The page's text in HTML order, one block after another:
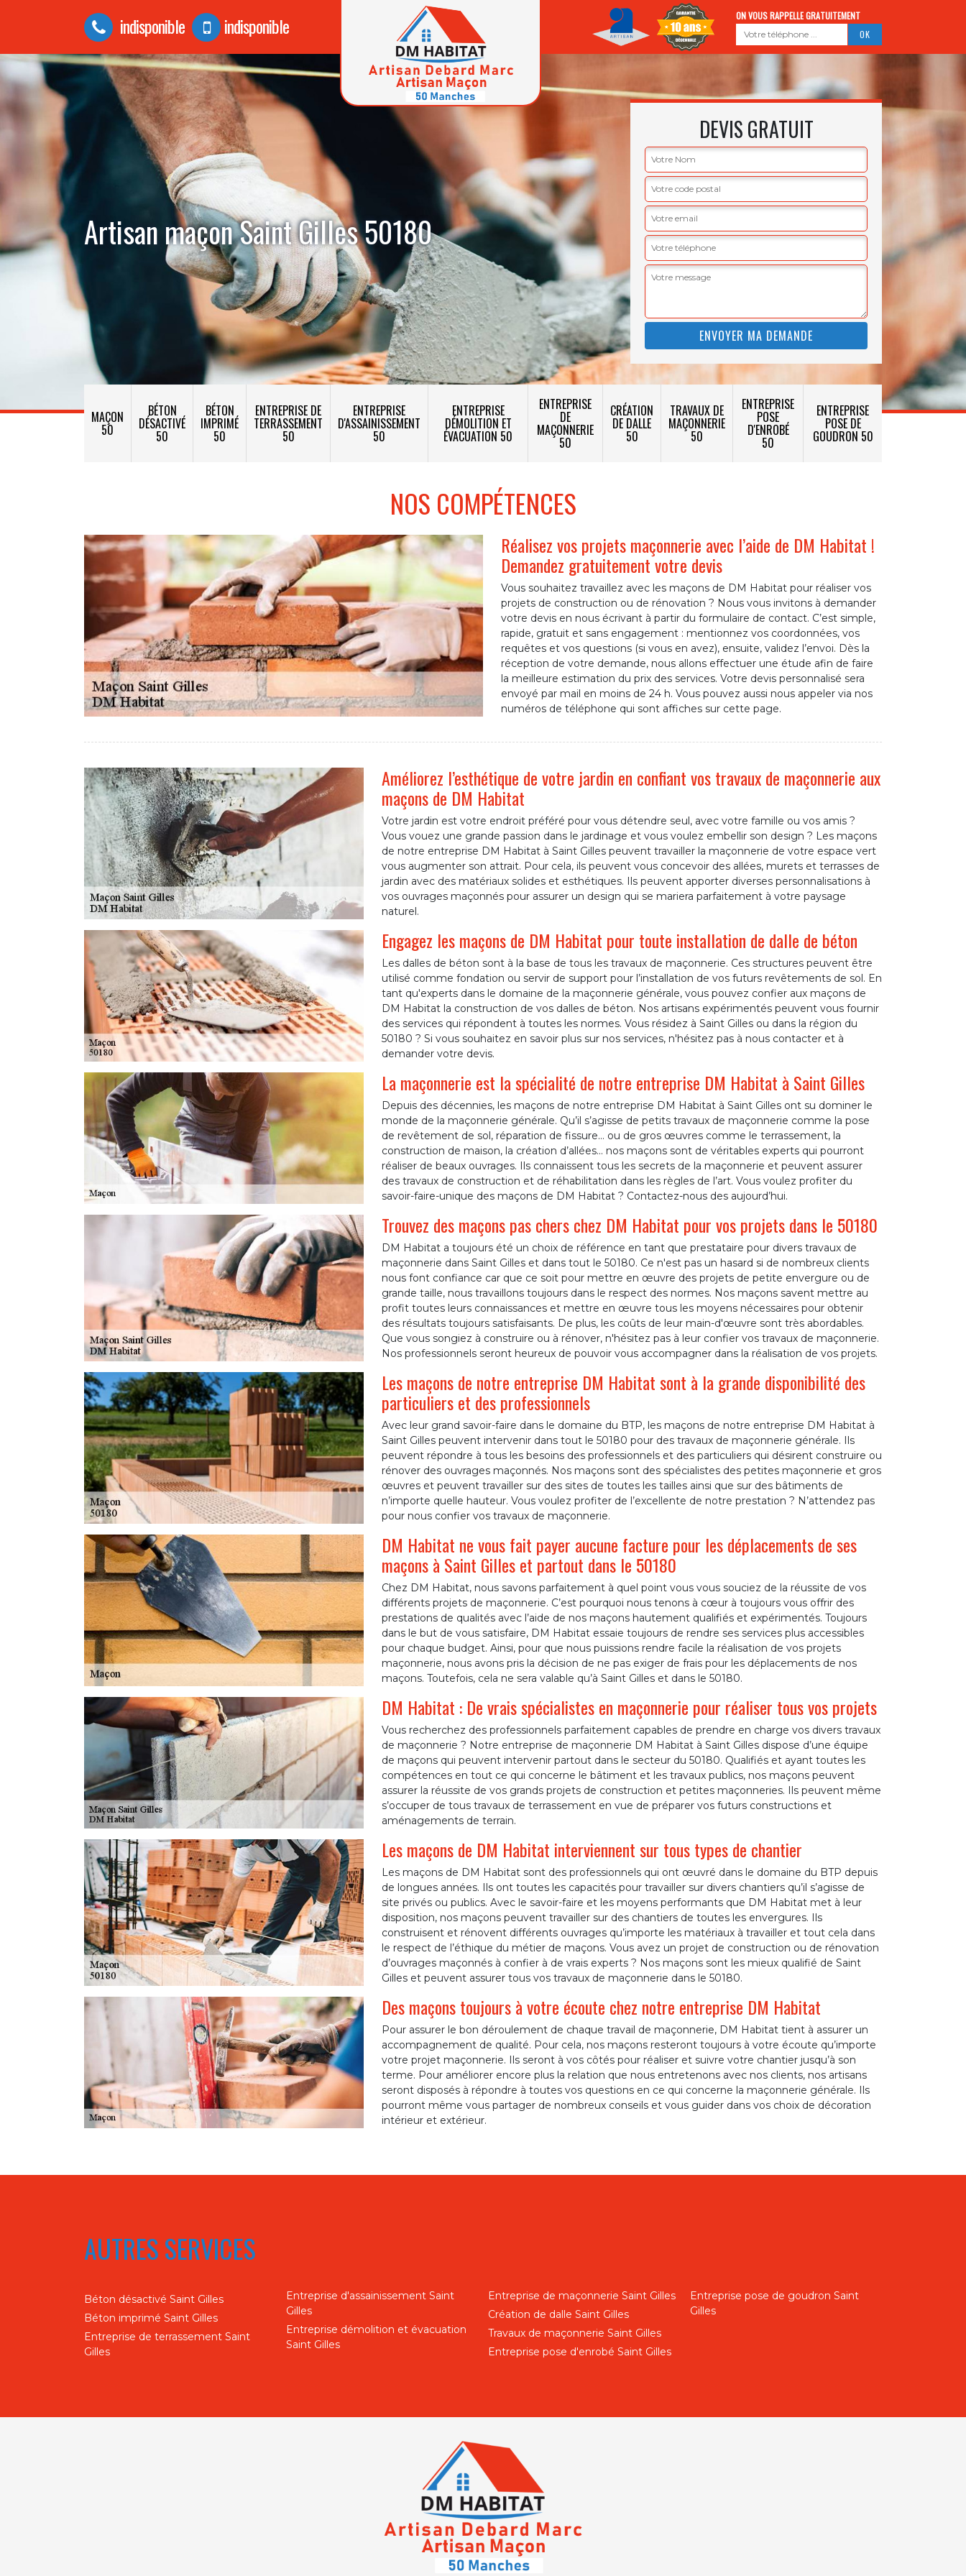
indisponible indisponible ON VOUS RAPPELLE GRATUITEMENT
Artisan maçon Saint Gilles 50180
DEVIS GRATUIT
MAÇON
50
BÉTON
DÉSACTIVÉ
50
BÉTON
IMPRIMÉ
50
ENTREPRISE DE
TERRASSEMENT
50
ENTREPRISE
D'ASSAINISSEMENT
50
ENTREPRISE
DÉMOLITION ET
ÉVACUATION 50
ENTREPRISE
DE
MAÇONNERIE
50
CRÉATION
DE DALLE
50
TRAVAUX DE
MAÇONNERIE
50
ENTREPRISE
POSE
D'ENROBÉ
50
ENTREPRISE
POSE DE
GOUDRON 50
NOS COMPÉTENCES
Réalisez vos projets maçonnerie avec l’aide de DM Habitat !
Demandez gratuitement votre devis
Vous souhaitez travaillez avec les maçons de DM Habitat pour réaliser vos
projets de construction ou de rénovation ? Nous vous invitons à demander
votre devis en nous écrivant à partir du formulaire de contact. C’est simple,
rapide, gratuit et sans engagement : mentionnez vos coordonnées, vos
requêtes et vos questions (si vous en avez), ensuite, validez l’envoi. Dès la
réception de votre demande, nous allons effectuer une étude afin de faire
la meilleure estimation du prix des services. Votre devis personnalisé sera
envoyé par mail en moins de 24 h. Vous pouvez aussi nous appeler via nos
numéros de téléphone qui sont affiches sur cette page.
Améliorez l’esthétique de votre jardin en confiant vos travaux de maçonnerie aux
maçons de DM Habitat
Votre jardin est votre endroit préféré pour vous détendre seul, avec votre famille ou vos amis ?
Vous vouez une grande passion dans le jardinage et vous voulez embellir son design ? Les maçons
de notre entreprise DM Habitat à Saint Gilles peuvent travailler la maçonnerie de votre espace vert
vous augmenter son attrait. Pour cela, ils peuvent vous concevoir des allées, murets et terrasses de
jardin avec des matériaux solides et esthétiques. Ils peuvent apporter diverses personnalisations à
vos ouvrages maçonnés pour assurer un design qui se mariera parfaitement à votre paysage
naturel.
Engagez les maçons de DM Habitat pour toute installation de dalle de béton
Les dalles de béton sont à la base de tous les travaux de maçonnerie. Ces structures peuvent être
utilisé comme fondation ou servir de support pour l’installation de vos futurs revêtements de sol. En
tant qu'experts dans le domaine de la maçonnerie générale, vous pouvez confier aux maçons de
DM Habitat la construction de vos dalles de béton. Nos artisans expérimentés peuvent vous fournir
des services qui répondent à toutes les normes. Vous résidez à Saint Gilles ou dans la région du
50180 ? Si vous souhaitez en savoir plus sur nos services, n'hésitez pas à nous contacter et à
demander votre devis.
La maçonnerie est la spécialité de notre entreprise DM Habitat à Saint Gilles
Depuis des décennies, les maçons de notre entreprise DM Habitat à Saint Gilles ont su dominer le
monde de la maçonnerie générale. Qu’il s’agisse de petits travaux de maçonnerie comme la pose
de revêtement de sol, réparation de fissure… ou de gros œuvres comme le terrassement, la
construction de maison, la création d’allées… nos maçons sont de véritables experts qui pourront
réaliser de beaux ouvrages. Ils connaissent tous les secrets de la maçonnerie et peuvent assurer
des travaux de construction et de réhabilitation dans les règles de l’art. Vous voulez profiter du
savoir-faire-unique des maçons de DM Habitat ? Contactez-nous des aujourd’hui.
Trouvez des maçons pas chers chez DM Habitat pour vos projets dans le 50180
DM Habitat a toujours été un choix de référence en tant que prestataire pour divers travaux de
maçonnerie dans Saint Gilles et dans tout le 50180. Ce n'est pas un hasard si de nombreux clients
nous font confiance car que ce soit pour mettre en œuvre des projets de petite envergure ou de
grande taille, nous travaillons toujours dans le respect des normes. Nos maçons savent mettre au
profit toutes leurs connaissances et mettre en œuvre tous les moyens nécessaires pour obtenir
des résultats toujours satisfaisants. De plus, les coûts de leur main-d'œuvre sont très abordables.
Que vous songiez à construire ou à rénover, n'hésitez pas à leur confier vos travaux de maçonnerie.
Nos professionnels seront heureux de pouvoir vous accompagner dans la réalisation de vos projets.
Les maçons de notre entreprise DM Habitat sont à la grande disponibilité des
particuliers et des professionnels
Avec leur grand savoir-faire dans le domaine du BTP, les maçons de notre entreprise DM Habitat à
Saint Gilles peuvent intervenir dans tout le 50180 pour des travaux de maçonnerie générale. Ils
peuvent répondre à tous les besoins des professionnels et des particuliers qui désirent construire ou
rénover des ouvrages maçonnés. Nos maçons sont des spécialistes des petites maçonnerie et gros
œuvres et peuvent travailler sur des sites de toutes les tailles ainsi que sur des bâtiments de
n’importe quelle hauteur. Vous voulez profiter de l’excellente de notre prestation ? N’attendez pas
pour nous confier vos travaux de maçonnerie.
DM Habitat ne vous fait payer aucune facture pour les déplacements de ses
maçons à Saint Gilles et partout dans le 50180
Chez DM Habitat, nous savons parfaitement à quel point vous vous souciez de la réussite de vos
différents projets de maçonnerie. C’est pourquoi nous tenons à cœur à toujours vous offrir des
prestations de qualités avec l’aide de nos maçons hautement qualifiés et expérimentés. Toujours
dans le but de vous satisfaire, DM Habitat essaie toujours de rendre ses services plus accessibles
pour chaque budget. Ainsi, pour que nous puissions rendre facile la réalisation de vos projets
maçonnerie, nous avons pris la décision de ne pas exiger de frais pour les déplacements de nos
maçons. Toutefois, cela ne sera valable qu’à Saint Gilles et dans le 50180.
DM Habitat : De vrais spécialistes en maçonnerie pour réaliser tous vos projets
Vous recherchez des professionnels parfaitement capables de prendre en charge vos divers travaux
de maçonnerie ? Notre entreprise de maçonnerie DM Habitat à Saint Gilles dispose d’une équipe
de maçons qui peuvent intervenir partout dans le secteur du 50180. Qualifiés et ayant toutes les
compétences en tout ce qui concerne le bâtiment et les travaux publics, nos maçons peuvent
assurer la réussite de vos grands projets de construction et petites maçonneries. Ils peuvent même
s’occuper de tous travaux de terrassement en vue de préparer vos futurs constructions et
aménagements de terrain.
Les maçons de DM Habitat interviennent sur tous types de chantier
Les maçons de DM Habitat sont des professionnels qui ont œuvré dans le domaine du BTP depuis
de longues années. Ils ont toutes les capacités pour travailler sur divers chantiers qu’il s’agisse de
site privés ou publics. Avec le savoir-faire et les moyens performants que DM Habitat met à leur
disposition, nos maçons peuvent travailler sur des chantiers de toutes les envergures. Ils
construisent et rénovent différents ouvrages qu’importe les matériaux à travailler et tout cela dans
le respect de l’éthique du métier de maçons. Vous avez un projet de construction ou de rénovation
d’ouvrages maçonnés à confier à de vrais experts ? Nos maçons sont les mieux qualifié de Saint
Gilles et peuvent assurer tous vos travaux de maçonnerie dans le 50180.
Des maçons toujours à votre écoute chez notre entreprise DM Habitat
Pour assurer le bon déroulement de chaque travail de maçonnerie, DM Habitat tient à assurer un
accompagnement de qualité. Pour cela, nos maçons resteront toujours à votre écoute qu’importe
votre projet maçonnerie. Ils seront à vos côtés pour réaliser et suivre votre chantier jusqu’à son
terme. Pour améliorer encore plus la relation que nous entretenons avec nos clients, nos artisans
seront disposés à répondre à toutes vos questions en ce qui concerne la maçonnerie générale. Ils
pourront même vous partager de nombreux conseils et vous guider dans vos choix de décoration
intérieur et extérieur.
AUTRES SERVICES
Béton désactivé Saint Gilles
Béton imprimé Saint Gilles
Entreprise de terrassement Saint
Gilles
Entreprise d'assainissement Saint
Gilles
Entreprise démolition et évacuation
Saint Gilles
Entreprise de maçonnerie Saint Gilles
Création de dalle Saint Gilles
Travaux de maçonnerie Saint Gilles
Entreprise pose d'enrobé Saint Gilles
Entreprise pose de goudron Saint
Gilles